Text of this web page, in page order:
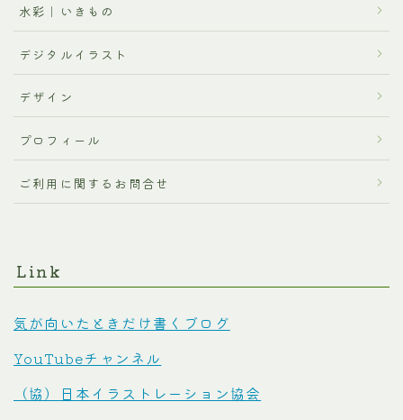
水彩｜いきもの
デジタルイラスト
デザイン
プロフィール
ご利用に関するお問合せ
Link
気が向いたときだけ書くブログ
YouTubeチャンネル
（協）日本イラストレーション協会